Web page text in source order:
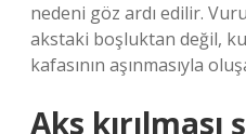
nedeni göz ardı edilir.
akstaki boşluktan değil,
kafasının aşınmasıyla
Aks kırılması